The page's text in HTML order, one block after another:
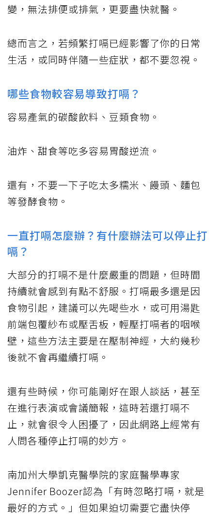
變，無法排便或排氣，更要盡快就醫。
總而言之，若頻繁打嗝已經影響了你的日常
生活，或同時伴隨一些症狀，都不要忽視。
哪些食物較容易導致打嗝？
容易產氣的碳酸飲料、豆類食物。
油炸、甜食等吃多容易胃酸逆流。
還有，不要一下子吃太多糯米、饅頭、麵包
等發酵食物。
一直打嗝怎麼辦？有什麼辦法可以停止打
嗝？
大部分的打嗝不是什麼嚴重的問題，但時間
持續就會感到有點不舒服。打嗝最多還是因
食物引起，建議可以先喝些水，或可用湯匙
前端包覆紗布或壓舌板，輕壓打嗝者的咽喉
壁，這些方法主要是在壓制神經，大約幾秒
後就不會再繼續打嗝。
還有些時候，你可能剛好在跟人談話，甚至
在進行表演或會議簡報，這時若還打嗝不
止，就會很令人困擾了，因此網路上經常有
人問各種停止打嗝的妙方。
南加州大學凱克醫學院的家庭醫學專家
Jennifer Boozer認為「有時忽略打嗝，就是
最好的方式。」但如果迫切需要它盡快停